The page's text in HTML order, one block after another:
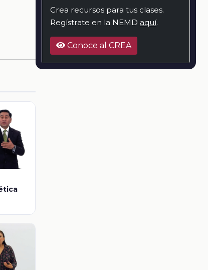
Crea recursos para tus clases.
Regístrate en la NEMD aquí.
Conoce al CREA